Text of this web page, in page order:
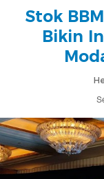
Stok
Bikin